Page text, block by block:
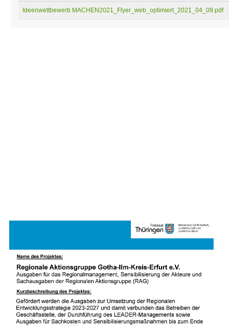
Ideenwettbewerb MACHEN2021_Flyer_web_optimiert_2021_04_09.pdf